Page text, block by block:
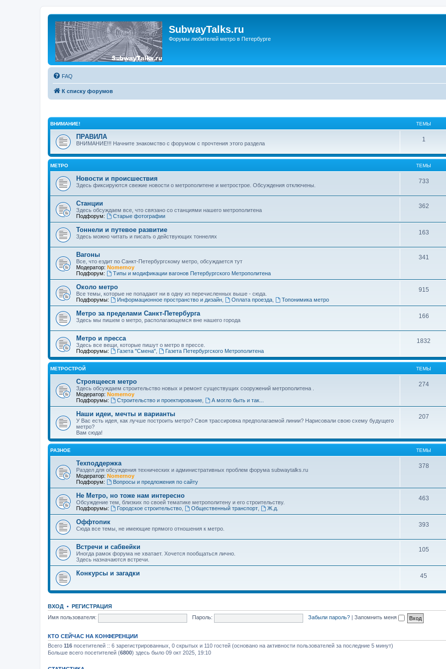
SubwayTalks.ru
Форумы любителей метро в Петербурге
FAQ
К списку форумов
ВНИМАНИЕ! ТЕМЫ
ПРАВИЛА
ВНИМАНИЕ!!! Начните знакомство с форумом с прочтения этого раздела
1
МЕТРО ТЕМЫ
Новости и происшествия
Здесь фиксируются свежие новости о метрополитене и метрострое. Обсуждения отключены.
733
Станции
Здесь обсуждаем все, что связано со станциями нашего метрополитена
Подфорум:
Старые фотографии
362
Тоннели и путевое развитие
Здесь можно читать и писать о действующих тоннелях
163
Вагоны
Все, что ездит по Санкт-Петербургскому метро, обсуждается тут
Модератор: Nomernoy
Подфорум:
Типы и модификации вагонов Петербургского Метрополитена
341
Около метро
Все темы, которые не попадают ни в одну из перечисленных выше - сюда.
Подфорумы:
Информационное пространство и дизайн, Оплата проезда, Топонимика метро
915
Метро за пределами Санкт-Петербурга
Здесь мы пишем о метро, располагающемся вне нашего города
166
Метро и пресса
Здесь все вещи, которые пишут о метро в прессе.
Подфорумы:
Газета "Смена", Газета Петербургского Метрополитена
1832
МЕТРОСТРОЙ ТЕМЫ
Строящееся метро
Здесь обсуждаем строительство новых и ремонт существущих сооружений метрополитена .
Модератор: Nomernoy
Подфорумы:
Строительство и проектирование, А могло быть и так...
274
Наши идеи, мечты и варианты
У Вас есть идея, как лучше построить метро? Своя трассировка предполагаемой линии? Нарисовали свою схему будущего
метро?
Вам сюда!
207
РАЗНОЕ ТЕМЫ
Техподдержка
Раздел для обсуждения технических и административных проблем форума subwaytalks.ru
Модератор: Nomernoy
Подфорум:
Вопросы и предложения по сайту
378
Не Метро, но тоже нам интересно
Обсуждение тем, близких по своей тематике метрополитену и его строительству.
Подфорумы:
Городское строительство, Общественный транспорт, Ж.д.
463
Оффтопик
Сюда все темы, не имеющие прямого отношения к метро.
393
Встречи и сабвейки
Иногда рамок форума не хватает. Хочется пообщаться лично.
Здесь назначаются встречи.
105
Конкурсы и загадки 45
ВХОД • РЕГИСТРАЦИЯ
Имя пользователя:
Пароль: Забыли пароль? Запомнить меня
КТО СЕЙЧАС НА КОНФЕРЕНЦИИ
Всего 116 посетителей :: 6 зарегистрированных, 0 скрытых и 110 гостей (основано на активности пользователей за последние 5 минут)
Больше всего посетителей (6800) здесь было 09 окт 2025, 19:10